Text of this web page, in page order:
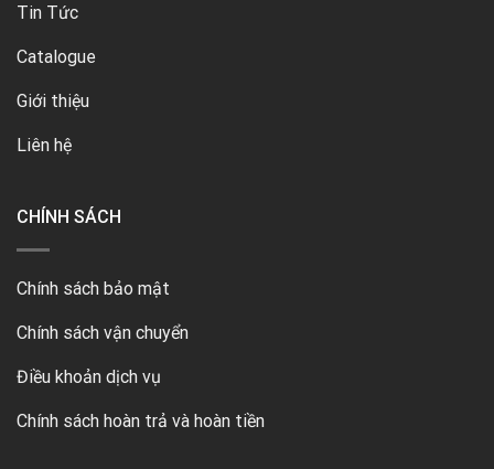
Tin Tức
Catalogue
Giới thiệu
Liên hệ
CHÍNH SÁCH
Chính sách bảo mật
Chính sách vận chuyển
Điều khoản dịch vụ
Chính sách hoàn trả và hoàn tiền